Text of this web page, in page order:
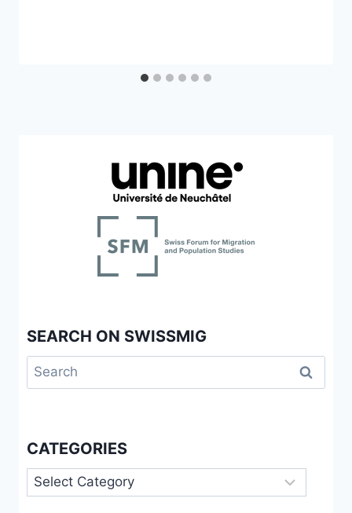
SEARCH ON SWISSMIG
Search
for:
CATEGORIES
Categories